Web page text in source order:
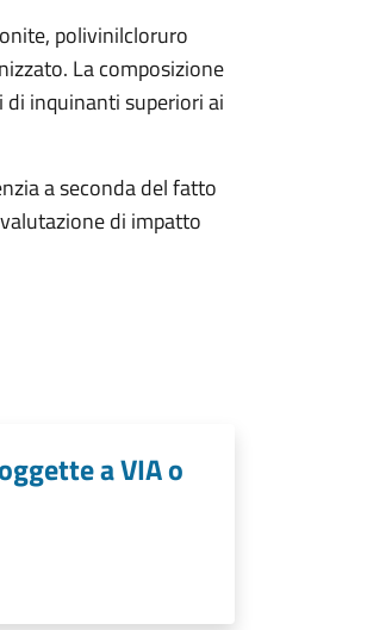
polivinilcloruro
La composizione
inquinanti superiori ai
a seconda del fatto
di impatto
a VIA o